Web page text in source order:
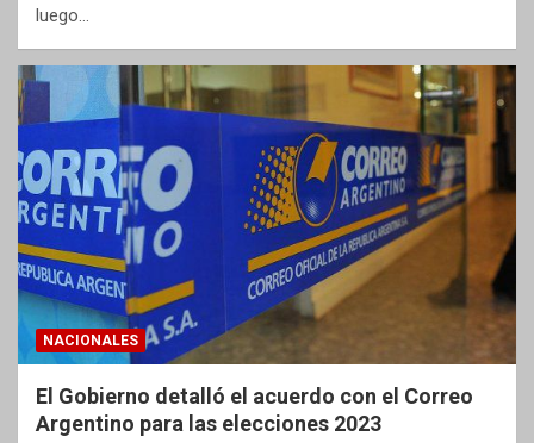
luego…
NACIONALES
El Gobierno detalló el acuerdo con el Correo
Argentino para las elecciones 2023